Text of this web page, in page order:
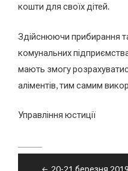
кошти для своїх дітей.
Здійснюючи прибирання та
комунальних
мають змогу
аліментів, тим самим
Управління юстиції
Навігація